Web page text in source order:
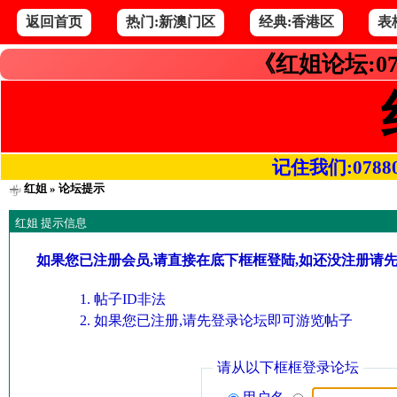
返回首页 热门:新澳门区 经典:香港区 表
《红姐论坛
记住我们
红姐» 论坛提示
红姐 提示信息
如果您已注册会员,请直接在底下框框登陆,如还没注册请
帖子ID非法
如果您已注册,请先登录论坛即可游览帖子
请从以下框框登录论坛